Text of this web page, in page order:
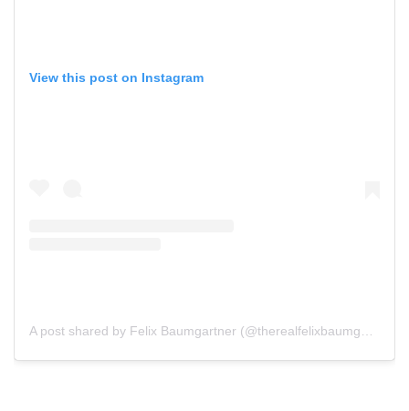
View this post on Instagram
A post shared by Felix Baumgartner (@therealfelixbaumgartner)